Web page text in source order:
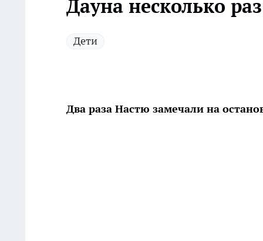
Дауна несколько
Дети
Два раза Настю замечали на